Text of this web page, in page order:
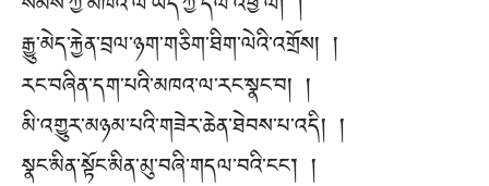
རྒྱུ་མེད་རྐྱེན་བྲལ་ཉག་གཅིག་ཐིག་ལེའི་འགྲོས། །
རང་བཞིན་དག་པའི་མཁའ་ལ་རང་སྣང་བ། །
མི་འགྱུར་མཉམ་པའི་གཟེར་ཆེན་ཐེབས་པ་འདི། །
སྣང་མིན་སྟོང་མིན་མུ་བཞི་གདལ་བའི་ངང༌། །